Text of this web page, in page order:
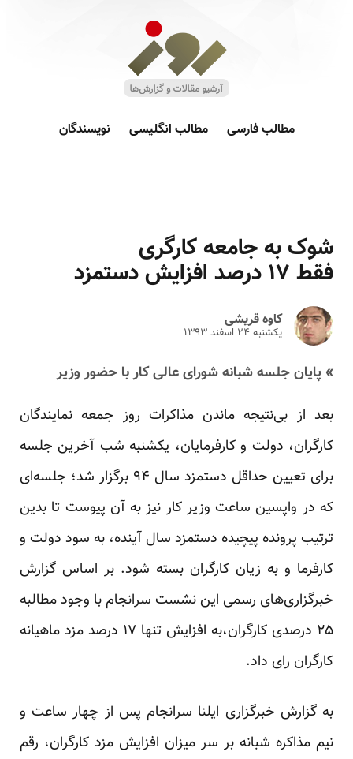
مطالب فارسی مطالب انگلیسی نویسندگان
شوک به جامعه کارگری
فقط ۱۷ درصد افزایش دستمزد
کاوه قریشی
یکشنبه ۲۴ اسفند ۱۳۹۳
» پایان جلسه شبانه شورای عالی کار با حضور وزیر
بعد از بی‌نتیجه ماندن مذاکرات روز جمعه نمایندگان
کارگران، دولت و کارفرمایان، یکشنبه شب آخرین جلسه
برای تعیین حداقل دستمزد سال ۹۴ برگزار شد؛ جلسه‌ای
که در واپسین ساعت وزیر کار نیز به آن پیوست تا بدین
ترتیب پرونده پیچیده دستمزد سال آینده، به سود دولت و
کارفرما و به زیان کارگران بسته شود. بر اساس گزارش
خبرگزاری‌های رسمی این نشست سرانجام با وجود مطالبه
۲۵ درصدی کارگران،به افزایش تنها ۱۷ درصد مزد ماهیانه
کارگران رای داد.
به گزارش خبرگزاری ایلنا سرانجام پس از چهار ساعت و
نیم مذاکره شبانه بر سر میزان افزایش مزد کارگران، رقم